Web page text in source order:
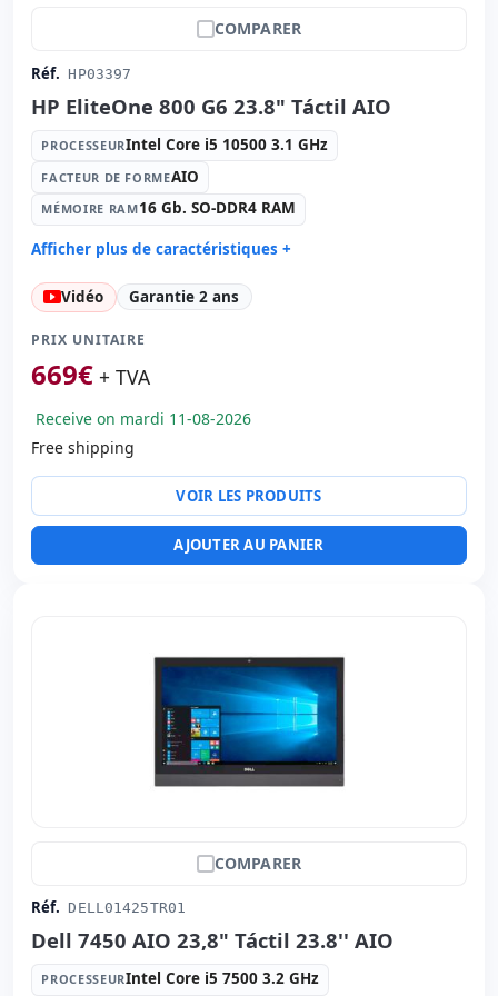
COMPARER
Réf. HP03397
HP EliteOne 800 G6 23.8" Táctil AIO
PROCESSEURIntel Core i5 10500 3.1 GHz
FACTEUR DE FORMEAIO
MÉMOIRE RAM16 Gb. SO-DDR4 RAM
Afficher plus de caractéristiques +
Processeur: Intel Core i5 10500 3.1 GHz.
Facteur de forme: AIO
Mémoire RAM:
Disque dur: 256 Gb. SSD M2
Son: Bang&Olufsen Audio
Réseau: Intel I219-LM
Système opératif: Windows 11 Pro
2x USB-C · 5x USB 3.1
Tactile 23.8 '' FullHD avec Haut-parleurs · 16: 9 ·
Résolution 1920x1080
RJ-45 · WIFI
hR emballage
40.5x54x20.5 cm.
Vidéo Garantie 2 ans
PRIX UNITAIRE
669€ + TVA
Receive on mardi 11-08-2026
Free shipping
VOIR LES PRODUITS
AJOUTER AU PANIER
COMPARER
Réf. DELL01425TR01
Dell 7450 AIO 23,8" Táctil 23.8'' AIO
PROCESSEURIntel Core i5 7500 3.2 GHz